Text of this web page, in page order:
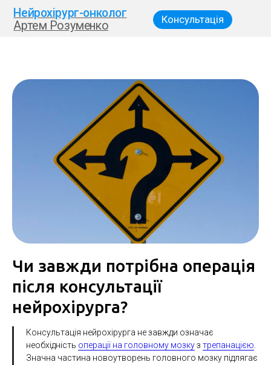
Нейрохірург-онколог
Артем Розуменко Консультація
Чи завжди потрібна операція
після консультації
нейрохірурга?
Консультація нейрохірурга не завжди означає
необхідність операції на головному мозкуз трепанацією
Значна частина новоутворень головного мозку підлягає